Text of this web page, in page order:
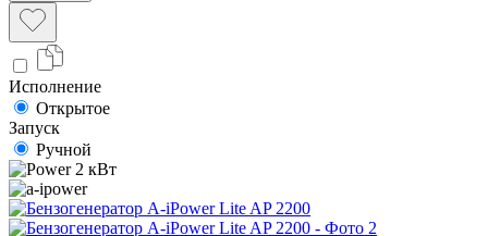
Исполнение
Открытое
Запуск
Ручной
2 кВт